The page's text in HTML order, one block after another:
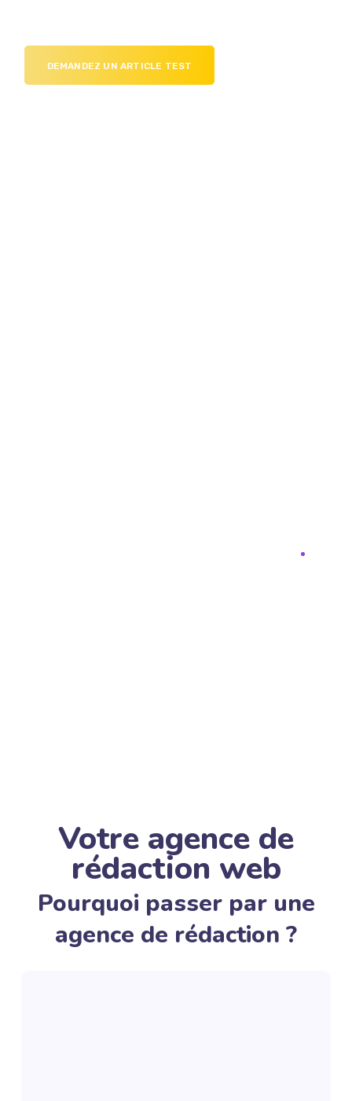
DEMANDEZ UN ARTICLE TEST
Votre agence de
rédaction web
Pourquoi passer par une
agence de rédaction ?